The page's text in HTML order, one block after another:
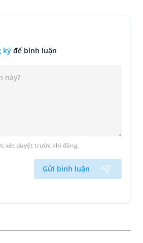
ký để bình luận
xét duyệt trước khi đăng.
Gửi bình luận